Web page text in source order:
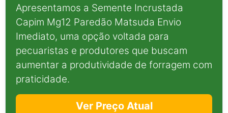
Apresentamos a Semente Incrustada
Capim Mg12 Paredão Matsuda Envio
Imediato, uma opção voltada para
pecuaristas e produtores que buscam
aumentar a produtividade de forragem com
praticidade.
Ver Preço Atual